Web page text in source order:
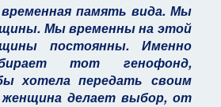
память вида. Мы
Мы временны на этой
постоянны. Именно
тот генофонд,
хотела передать своим
делает выбор, от